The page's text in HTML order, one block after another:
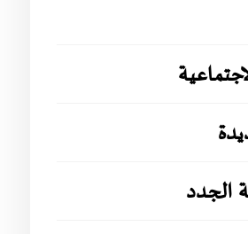
الجدد